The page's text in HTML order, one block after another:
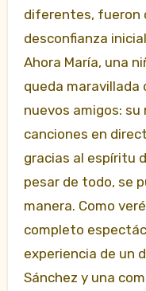
diferentes, fueron
desconfianza
Ahora María, una
queda maravillada
nuevos amigos: su
canciones en
gracias al espíritu
pesar de todo, se
manera. Como
completo
experiencia de un
Sánchez y una